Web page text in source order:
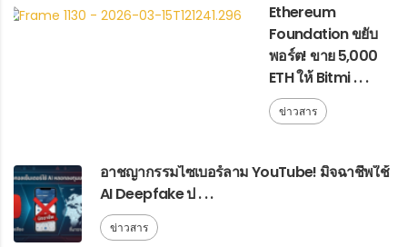
Ethereum
Foundation ขยับ
พอร์ต! ขาย 5,000
ETH ให้ Bitmi . . .
ข่าวสาร
อาชญากรรมไซเบอร์ลาม YouTube! มิจฉาชีพใช้
AI Deepfake ป . . .
ข่าวสาร